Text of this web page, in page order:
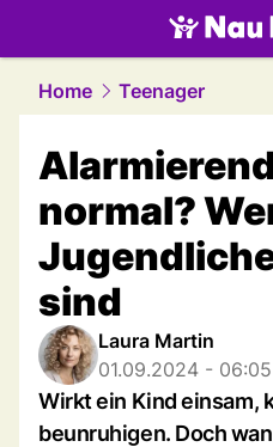
family.NAU.ch
Home Teenager
normal?
sind
Laura Martin
01.09.2024 - 06:05
Wirkt ein Kind einsam,
beunruhigen. Doch